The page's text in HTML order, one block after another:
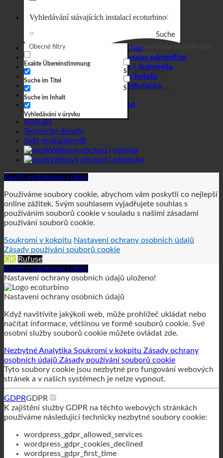
Suche
Obecné filtry
Exakte Übereinstimmung
Suche im Titel
Suche im Inhalt
Vyhledávání v úryvku
Filtrování podle vlastního typu
příspěvku
Suche auf Seiten
Suche in Beiträgen
Efekt 7 v 1
Hygiena + vodní kámen
Tvrdá voda + legionella
Spotřeba vody v hotelu
Úsporná kalkulačka
Webový obchod
Kontakt
Technické detaily
Svět ecoturbino®
Webový obchod | čeština
Webový obchod | německy
Zavřít vyskakovací okno
Používáme soubory cookie, abychom vám poskytli co nejlepší
online zážitek. Svým souhlasem vyjadřujete souhlas s
používáním souborů cookie v souladu s našimi zásadami
používání souborů cookie.
Soukromí v kokpitu Nastavení ochrany osobních údajů
Zásady používání souborů cookie
OK Rufuse
Zavřít vyskakovací okno
Nastavení ochrany osobních údajů uloženo!
Nastavení ochrany osobních údajů
Když navštívíte jakýkoli web, může prohlížeč ukládat nebo
načítat informace, většinou ve formě souborů cookie. Své
osobní služby souborů cookie můžete ovládat zde.
NezbytnéAnalytika Soukromí v kokpitu Zásady ochrany
osobních údajů Zásady používání souborů cookie
Tyto soubory cookie jsou nezbytné pro fungování webových
stránek a v našich systémech je nelze vypnout.
GDPRGDPR
K zajištění služby GDPR na těchto webových stránkách
používáme následující technicky nezbytné soubory cookie:
wordpress_gdpr_allowed_services
wordpress_gdpr_cookies_declined
wordpress_gdpr_first_time